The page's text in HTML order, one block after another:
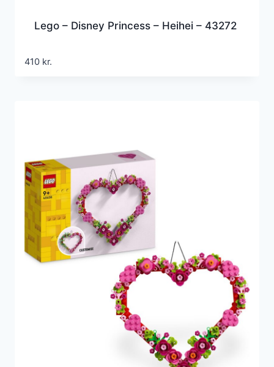
Lego – Disney Princess – Heihei – 43272
410 kr.